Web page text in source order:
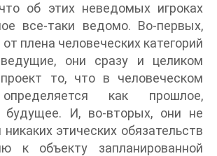
об этих неведомых игроках
все-таки ведомо. Во-первых,
плена человеческих категорий
они сразу и целиком
то, что в человеческом
как прошлое,
будущее. И, во-вторых, они не
этических обязательств
к объекту запланированной